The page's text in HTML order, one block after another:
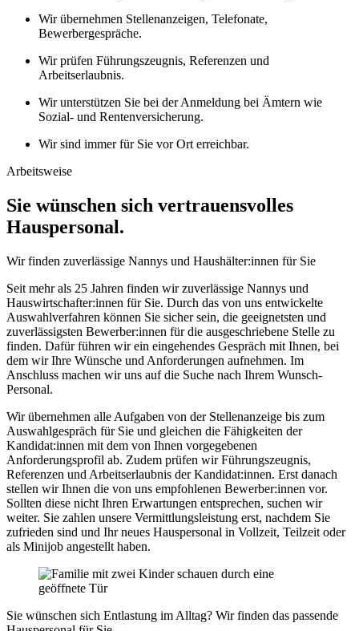
Wir übernehmen Stellenanzeigen, Telefonate,
Bewerbergespräche.
Wir prüfen Führungszeugnis, Referenzen und
Arbeitserlaubnis.
Wir unterstützen Sie bei der Anmeldung bei Ämtern wie
Sozial- und Rentenversicherung.
Wir sind immer für Sie vor Ort erreichbar.
Arbeitsweise
Sie wünschen sich vertrauensvolles
Hauspersonal.
Wir finden zuverlässige Nannys und Haushälter:innen für Sie
Seit mehr als 25 Jahren finden wir zuverlässige Nannys und
Hauswirtschafter:innen für Sie. Durch das von uns entwickelte
Auswahlverfahren können Sie sicher sein, die geeignetsten und
zuverlässigsten Bewerber:innen für die ausgeschriebene Stelle zu
finden. Dafür führen wir ein eingehendes Gespräch mit Ihnen, bei
dem wir Ihre Wünsche und Anforderungen aufnehmen. Im
Anschluss machen wir uns auf die Suche nach Ihrem Wunsch-
Personal.
Wir übernehmen alle Aufgaben von der Stellenanzeige bis zum
Auswahlgespräch für Sie und gleichen die Fähigkeiten der
Kandidat:innen mit dem von Ihnen vorgegebenen
Anforderungsprofil ab. Zudem prüfen wir Führungszeugnis,
Referenzen und Arbeitserlaubnis der Kandidat:innen. Erst danach
stellen wir Ihnen die von uns empfohlenen Bewerber:innen vor.
Sollten diese nicht Ihren Erwartungen entsprechen, suchen wir
weiter. Sie zahlen unsere Vermittlungsleistung erst, nachdem Sie
zufrieden sind und Ihr neues Hauspersonal in Vollzeit, Teilzeit oder
als Minijob angestellt haben.
Sie wünschen sich Entlastung im Alltag? Wir finden das passende